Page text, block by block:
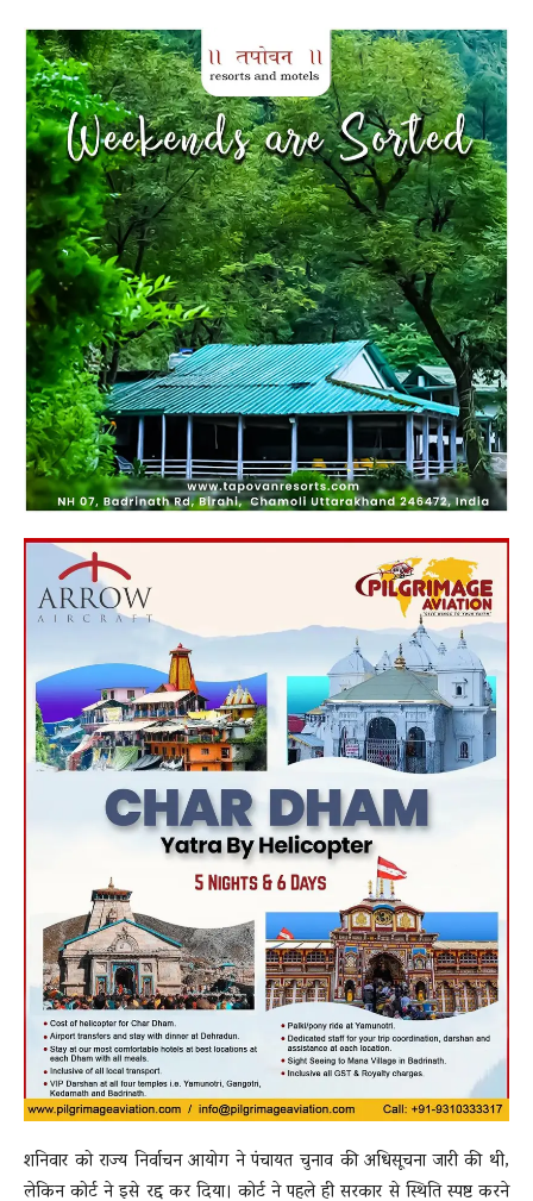
शनिवार को राज्य निर्वाचन आयोग ने पंचायत चुनाव की अधिसूचना जारी की थी,
लेकिन कोर्ट ने इसे रद्द कर दिया। कोर्ट ने पहले ही सरकार से स्थिति स्पष्ट करने